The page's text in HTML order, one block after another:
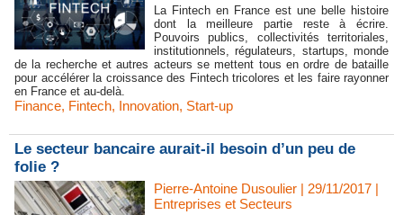
La Fintech en France est une belle histoire
dont la meilleure partie reste à écrire.
Pouvoirs publics, collectivités territoriales,
institutionnels, régulateurs, startups, monde
de la recherche et autres acteurs se mettent tous en ordre de bataille
pour accélérer la croissance des Fintech tricolores et les faire rayonner
en France et au-delà.
Finance, Fintech, Innovation, Start-up
Le secteur bancaire aurait-il besoin d’un peu de
folie ?
Pierre-Antoine Dusoulier | 29/11/2017 |
Entreprises et Secteurs